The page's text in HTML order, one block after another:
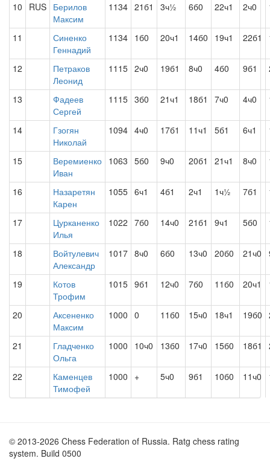
10 RUS Берилов
Максим
1134 21б1 3ч½ 6б0 22ч1 2ч0
11
Синенко
Геннадий
1134 1б0 20ч1 14б0 19ч1 22б1
12
Петраков
Леонид
1115 2ч0 19б1 8ч0 4б0 9б1
13
Фадеев
Сергей
1115 3б0 21ч1 18б1 7ч0 4ч0
14
Гзогян
Николай
1094 4ч0 17б1 11ч1 5б1 6ч1
15
Веремиенко
Иван
1063 5б0 9ч0 20б1 21ч1 8ч0
16
Назаретян
Карен
1055 6ч1 4б1 2ч1 1ч½ 7б1
17
Цурканенко
Илья
1022 7б0 14ч0 21б1 9ч1 5б0
18
Войтулевич
Александр
1017 8ч0 6б0 13ч0 20б0 21ч0
19
Котов
Трофим
1015 9б1 12ч0 7б0 11б0 20ч1
20
Аксененко
Максим
1000 0 11б0 15ч0 18ч1 19б0
21
Гладченко
Ольга
1000 10ч0 13б0 17ч0 15б0 18б1
22
Каменцев
Тимофей
1000 + 5ч0 9б1 10б0 11ч0
© 2013-2026 Chess Federation of Russia. Ratg chess rating
system. Build 0500